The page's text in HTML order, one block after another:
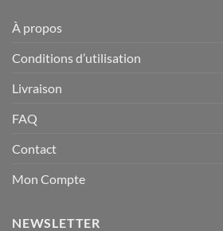
À propos
Conditions d’utilisation
Livraison
FAQ
Contact
Mon Compte
NEWSLETTER